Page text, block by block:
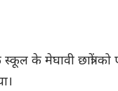
स्कूल के मेघावी